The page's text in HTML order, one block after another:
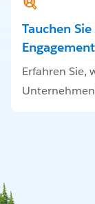
Tauchen
Engagement
Erfahren Sie,